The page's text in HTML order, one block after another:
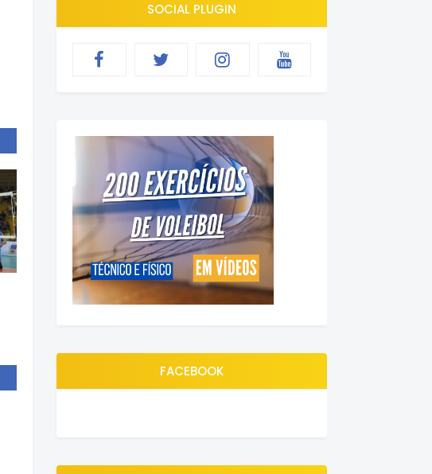
SOCIAL PLUGIN
FACEBOOK